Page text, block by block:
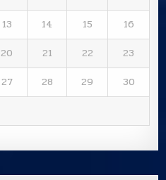
13 14 15
16
20 21 22
23
27 28 29
30